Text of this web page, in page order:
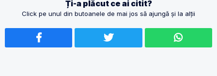
Ți-a plăcut ce ai citit?
Click pe unul din butoanele de mai jos să ajungă și la alții